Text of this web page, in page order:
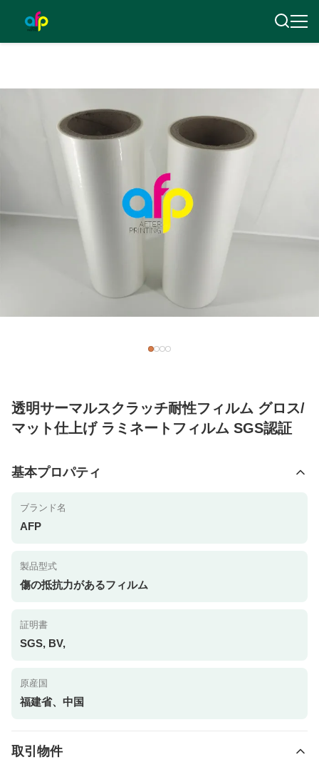
透明サーマルスクラッチ耐性フィルム グロス/
マット仕上げ ラミネートフィルム SGS認証
基本プロパティ
ブランド名
AFP
製品型式
傷の抵抗力があるフィルム
証明書
SGS, BV,
原産国
福建省、中国
取引物件